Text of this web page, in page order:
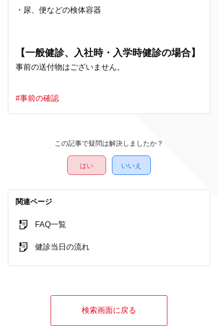
・尿、便などの検体容器
【一般健診、入社時・入学時健診の場合】
事前の送付物はございません。
#事前の確認
この記事で疑問は解決しましたか？
はい いいえ
関連ページ
FAQ一覧
健診当日の流れ
検索画面に戻る